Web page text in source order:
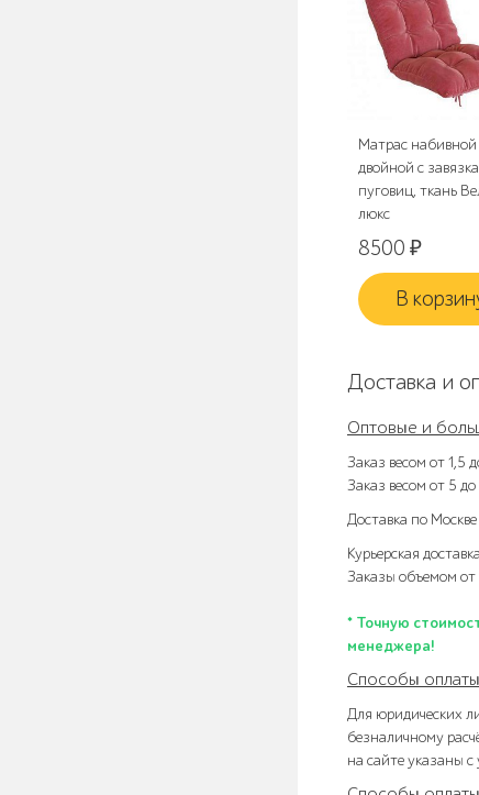
Матрас набивной
двойной с
пуговиц, ткань
люкс
8500 ₽
В
Доставка и
Оптовые и
Заказ весом от 1,5
Заказ весом от 5
Доставка по
Курьерская
Заказы объемом от
* Точную
менеджера!
Способы
Для юридических
безналичному
на сайте указаны